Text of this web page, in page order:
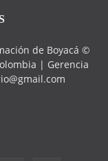
de Boyacá ©
| Gerencia